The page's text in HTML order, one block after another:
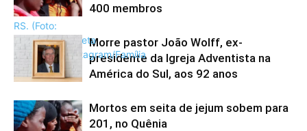
400 membros
Morre pastor João Wolff, ex-
presidente da Igreja Adventista na
América do Sul, aos 92 anos
Mortos em seita de jejum sobem para
201, no Quênia